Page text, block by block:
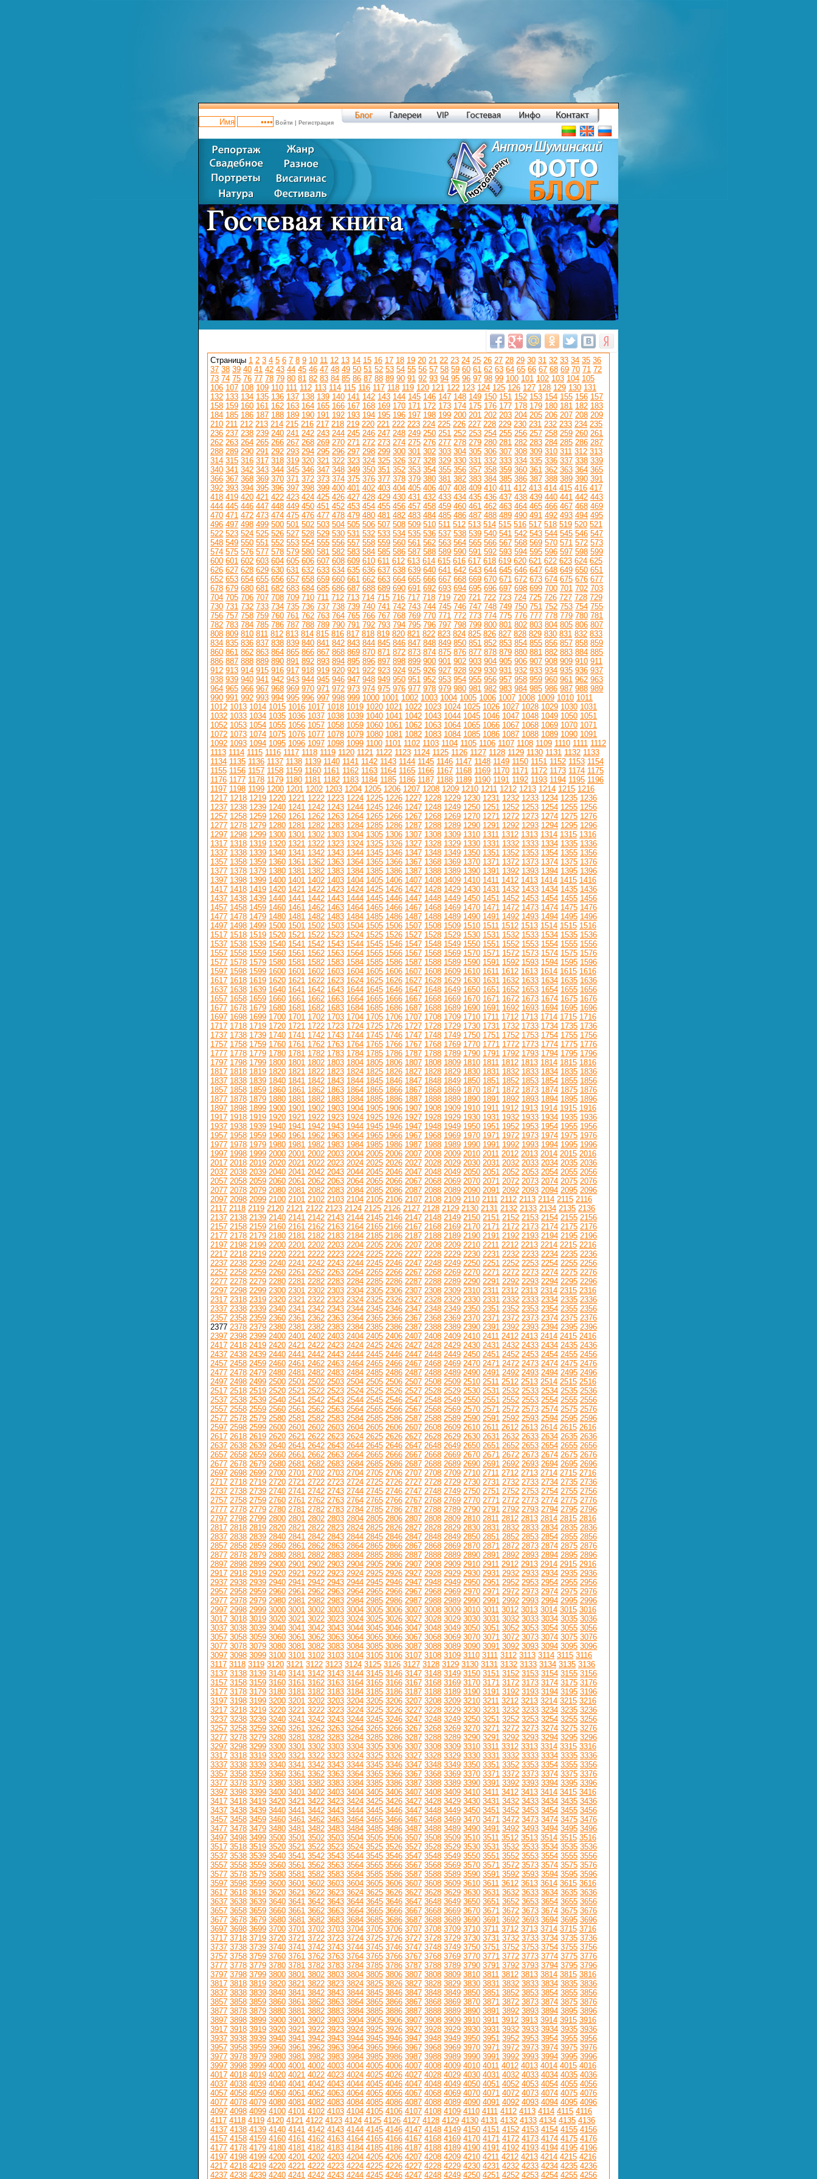
Войти Регистрация
Страницы 1 2 3 4 5 6 7 8 9 10 11 12 13 14 15 16 17 18 19 20 21 22 23 24 25 26 27 28 29 30 31 32 33 34 35 36
37 38 39 40 41 42 43 44 45 46 47 48 49 50 51 52 53 54 55 56 57 58 59 60 61 62 63 64 65 66 67 68 69 70 71 72
73 74 75 76 77 78 79 80 81 82 83 84 85 86 87 88 89 90 91 92 93 94 95 96 97 98 99 100 101 102 103 104 105
106 107 108 109 110 111 112 113 114 115 116 117 118 119 120 121 122 123 124 125 126 127 128 129 130 131
132 133 134 135 136 137 138 139 140 141 142 143 144 145 146 147 148 149 150 151 152 153 154 155 156 157
158 159 160 161 162 163 164 165 166 167 168 169 170 171 172 173 174 175 176 177 178 179 180 181 182 183
184 185 186 187 188 189 190 191 192 193 194 195 196 197 198 199 200 201 202 203 204 205 206 207 208 209
210 211 212 213 214 215 216 217 218 219 220 221 222 223 224 225 226 227 228 229 230 231 232 233 234 235
236 237 238 239 240 241 242 243 244 245 246 247 248 249 250 251 252 253 254 255 256 257 258 259 260 261
262 263 264 265 266 267 268 269 270 271 272 273 274 275 276 277 278 279 280 281 282 283 284 285 286 287
288 289 290 291 292 293 294 295 296 297 298 299 300 301 302 303 304 305 306 307 308 309 310 311 312 313
314 315 316 317 318 319 320 321 322 323 324 325 326 327 328 329 330 331 332 333 334 335 336 337 338 339
340 341 342 343 344 345 346 347 348 349 350 351 352 353 354 355 356 357 358 359 360 361 362 363 364 365
366 367 368 369 370 371 372 373 374 375 376 377 378 379 380 381 382 383 384 385 386 387 388 389 390 391
392 393 394 395 396 397 398 399 400 401 402 403 404 405 406 407 408 409 410 411 412 413 414 415 416 417
418 419 420 421 422 423 424 425 426 427 428 429 430 431 432 433 434 435 436 437 438 439 440 441 442 443
444 445 446 447 448 449 450 451 452 453 454 455 456 457 458 459 460 461 462 463 464 465 466 467 468 469
470 471 472 473 474 475 476 477 478 479 480 481 482 483 484 485 486 487 488 489 490 491 492 493 494 495
496 497 498 499 500 501 502 503 504 505 506 507 508 509 510 511 512 513 514 515 516 517 518 519 520 521
522 523 524 525 526 527 528 529 530 531 532 533 534 535 536 537 538 539 540 541 542 543 544 545 546 547
548 549 550 551 552 553 554 555 556 557 558 559 560 561 562 563 564 565 566 567 568 569 570 571 572 573
574 575 576 577 578 579 580 581 582 583 584 585 586 587 588 589 590 591 592 593 594 595 596 597 598 599
600 601 602 603 604 605 606 607 608 609 610 611 612 613 614 615 616 617 618 619 620 621 622 623 624 625
626 627 628 629 630 631 632 633 634 635 636 637 638 639 640 641 642 643 644 645 646 647 648 649 650 651
652 653 654 655 656 657 658 659 660 661 662 663 664 665 666 667 668 669 670 671 672 673 674 675 676 677
678 679 680 681 682 683 684 685 686 687 688 689 690 691 692 693 694 695 696 697 698 699 700 701 702 703
704 705 706 707 708 709 710 711 712 713 714 715 716 717 718 719 720 721 722 723 724 725 726 727 728 729
730 731 732 733 734 735 736 737 738 739 740 741 742 743 744 745 746 747 748 749 750 751 752 753 754 755
756 757 758 759 760 761 762 763 764 765 766 767 768 769 770 771 772 773 774 775 776 777 778 779 780 781
782 783 784 785 786 787 788 789 790 791 792 793 794 795 796 797 798 799 800 801 802 803 804 805 806 807
808 809 810 811 812 813 814 815 816 817 818 819 820 821 822 823 824 825 826 827 828 829 830 831 832 833
834 835 836 837 838 839 840 841 842 843 844 845 846 847 848 849 850 851 852 853 854 855 856 857 858 859
860 861 862 863 864 865 866 867 868 869 870 871 872 873 874 875 876 877 878 879 880 881 882 883 884 885
886 887 888 889 890 891 892 893 894 895 896 897 898 899 900 901 902 903 904 905 906 907 908 909 910 911
912 913 914 915 916 917 918 919 920 921 922 923 924 925 926 927 928 929 930 931 932 933 934 935 936 937
938 939 940 941 942 943 944 945 946 947 948 949 950 951 952 953 954 955 956 957 958 959 960 961 962 963
964 965 966 967 968 969 970 971 972 973 974 975 976 977 978 979 980 981 982 983 984 985 986 987 988 989
990 991 992 993 994 995 996 997 998 999 1000 1001 1002 1003 1004 1005 1006 1007 1008 1009 1010 1011
1012 1013 1014 1015 1016 1017 1018 1019 1020 1021 1022 1023 1024 1025 1026 1027 1028 1029 1030 1031
1032 1033 1034 1035 1036 1037 1038 1039 1040 1041 1042 1043 1044 1045 1046 1047 1048 1049 1050 1051
1052 1053 1054 1055 1056 1057 1058 1059 1060 1061 1062 1063 1064 1065 1066 1067 1068 1069 1070 1071
1072 1073 1074 1075 1076 1077 1078 1079 1080 1081 1082 1083 1084 1085 1086 1087 1088 1089 1090 1091
1092 1093 1094 1095 1096 1097 1098 1099 1100 1101 1102 1103 1104 1105 1106 1107 1108 1109 1110 1111 1112
1113 1114 1115 1116 1117 1118 1119 1120 1121 1122 1123 1124 1125 1126 1127 1128 1129 1130 1131 1132 1133
1134 1135 1136 1137 1138 1139 1140 1141 1142 1143 1144 1145 1146 1147 1148 1149 1150 1151 1152 1153 1154
1155 1156 1157 1158 1159 1160 1161 1162 1163 1164 1165 1166 1167 1168 1169 1170 1171 1172 1173 1174 1175
1176 1177 1178 1179 1180 1181 1182 1183 1184 1185 1186 1187 1188 1189 1190 1191 1192 1193 1194 1195 1196
1197 1198 1199 1200 1201 1202 1203 1204 1205 1206 1207 1208 1209 1210 1211 1212 1213 1214 1215 1216
1217 1218 1219 1220 1221 1222 1223 1224 1225 1226 1227 1228 1229 1230 1231 1232 1233 1234 1235 1236
1237 1238 1239 1240 1241 1242 1243 1244 1245 1246 1247 1248 1249 1250 1251 1252 1253 1254 1255 1256
1257 1258 1259 1260 1261 1262 1263 1264 1265 1266 1267 1268 1269 1270 1271 1272 1273 1274 1275 1276
1277 1278 1279 1280 1281 1282 1283 1284 1285 1286 1287 1288 1289 1290 1291 1292 1293 1294 1295 1296
1297 1298 1299 1300 1301 1302 1303 1304 1305 1306 1307 1308 1309 1310 1311 1312 1313 1314 1315 1316
1317 1318 1319 1320 1321 1322 1323 1324 1325 1326 1327 1328 1329 1330 1331 1332 1333 1334 1335 1336
1337 1338 1339 1340 1341 1342 1343 1344 1345 1346 1347 1348 1349 1350 1351 1352 1353 1354 1355 1356
1357 1358 1359 1360 1361 1362 1363 1364 1365 1366 1367 1368 1369 1370 1371 1372 1373 1374 1375 1376
1377 1378 1379 1380 1381 1382 1383 1384 1385 1386 1387 1388 1389 1390 1391 1392 1393 1394 1395 1396
1397 1398 1399 1400 1401 1402 1403 1404 1405 1406 1407 1408 1409 1410 1411 1412 1413 1414 1415 1416
1417 1418 1419 1420 1421 1422 1423 1424 1425 1426 1427 1428 1429 1430 1431 1432 1433 1434 1435 1436
1437 1438 1439 1440 1441 1442 1443 1444 1445 1446 1447 1448 1449 1450 1451 1452 1453 1454 1455 1456
1457 1458 1459 1460 1461 1462 1463 1464 1465 1466 1467 1468 1469 1470 1471 1472 1473 1474 1475 1476
1477 1478 1479 1480 1481 1482 1483 1484 1485 1486 1487 1488 1489 1490 1491 1492 1493 1494 1495 1496
1497 1498 1499 1500 1501 1502 1503 1504 1505 1506 1507 1508 1509 1510 1511 1512 1513 1514 1515 1516
1517 1518 1519 1520 1521 1522 1523 1524 1525 1526 1527 1528 1529 1530 1531 1532 1533 1534 1535 1536
1537 1538 1539 1540 1541 1542 1543 1544 1545 1546 1547 1548 1549 1550 1551 1552 1553 1554 1555 1556
1557 1558 1559 1560 1561 1562 1563 1564 1565 1566 1567 1568 1569 1570 1571 1572 1573 1574 1575 1576
1577 1578 1579 1580 1581 1582 1583 1584 1585 1586 1587 1588 1589 1590 1591 1592 1593 1594 1595 1596
1597 1598 1599 1600 1601 1602 1603 1604 1605 1606 1607 1608 1609 1610 1611 1612 1613 1614 1615 1616
1617 1618 1619 1620 1621 1622 1623 1624 1625 1626 1627 1628 1629 1630 1631 1632 1633 1634 1635 1636
1637 1638 1639 1640 1641 1642 1643 1644 1645 1646 1647 1648 1649 1650 1651 1652 1653 1654 1655 1656
1657 1658 1659 1660 1661 1662 1663 1664 1665 1666 1667 1668 1669 1670 1671 1672 1673 1674 1675 1676
1677 1678 1679 1680 1681 1682 1683 1684 1685 1686 1687 1688 1689 1690 1691 1692 1693 1694 1695 1696
1697 1698 1699 1700 1701 1702 1703 1704 1705 1706 1707 1708 1709 1710 1711 1712 1713 1714 1715 1716
1717 1718 1719 1720 1721 1722 1723 1724 1725 1726 1727 1728 1729 1730 1731 1732 1733 1734 1735 1736
1737 1738 1739 1740 1741 1742 1743 1744 1745 1746 1747 1748 1749 1750 1751 1752 1753 1754 1755 1756
1757 1758 1759 1760 1761 1762 1763 1764 1765 1766 1767 1768 1769 1770 1771 1772 1773 1774 1775 1776
1777 1778 1779 1780 1781 1782 1783 1784 1785 1786 1787 1788 1789 1790 1791 1792 1793 1794 1795 1796
1797 1798 1799 1800 1801 1802 1803 1804 1805 1806 1807 1808 1809 1810 1811 1812 1813 1814 1815 1816
1817 1818 1819 1820 1821 1822 1823 1824 1825 1826 1827 1828 1829 1830 1831 1832 1833 1834 1835 1836
1837 1838 1839 1840 1841 1842 1843 1844 1845 1846 1847 1848 1849 1850 1851 1852 1853 1854 1855 1856
1857 1858 1859 1860 1861 1862 1863 1864 1865 1866 1867 1868 1869 1870 1871 1872 1873 1874 1875 1876
1877 1878 1879 1880 1881 1882 1883 1884 1885 1886 1887 1888 1889 1890 1891 1892 1893 1894 1895 1896
1897 1898 1899 1900 1901 1902 1903 1904 1905 1906 1907 1908 1909 1910 1911 1912 1913 1914 1915 1916
1917 1918 1919 1920 1921 1922 1923 1924 1925 1926 1927 1928 1929 1930 1931 1932 1933 1934 1935 1936
1937 1938 1939 1940 1941 1942 1943 1944 1945 1946 1947 1948 1949 1950 1951 1952 1953 1954 1955 1956
1957 1958 1959 1960 1961 1962 1963 1964 1965 1966 1967 1968 1969 1970 1971 1972 1973 1974 1975 1976
1977 1978 1979 1980 1981 1982 1983 1984 1985 1986 1987 1988 1989 1990 1991 1992 1993 1994 1995 1996
1997 1998 1999 2000 2001 2002 2003 2004 2005 2006 2007 2008 2009 2010 2011 2012 2013 2014 2015 2016
2017 2018 2019 2020 2021 2022 2023 2024 2025 2026 2027 2028 2029 2030 2031 2032 2033 2034 2035 2036
2037 2038 2039 2040 2041 2042 2043 2044 2045 2046 2047 2048 2049 2050 2051 2052 2053 2054 2055 2056
2057 2058 2059 2060 2061 2062 2063 2064 2065 2066 2067 2068 2069 2070 2071 2072 2073 2074 2075 2076
2077 2078 2079 2080 2081 2082 2083 2084 2085 2086 2087 2088 2089 2090 2091 2092 2093 2094 2095 2096
2097 2098 2099 2100 2101 2102 2103 2104 2105 2106 2107 2108 2109 2110 2111 2112 2113 2114 2115 2116
2117 2118 2119 2120 2121 2122 2123 2124 2125 2126 2127 2128 2129 2130 2131 2132 2133 2134 2135 2136
2137 2138 2139 2140 2141 2142 2143 2144 2145 2146 2147 2148 2149 2150 2151 2152 2153 2154 2155 2156
2157 2158 2159 2160 2161 2162 2163 2164 2165 2166 2167 2168 2169 2170 2171 2172 2173 2174 2175 2176
2177 2178 2179 2180 2181 2182 2183 2184 2185 2186 2187 2188 2189 2190 2191 2192 2193 2194 2195 2196
2197 2198 2199 2200 2201 2202 2203 2204 2205 2206 2207 2208 2209 2210 2211 2212 2213 2214 2215 2216
2217 2218 2219 2220 2221 2222 2223 2224 2225 2226 2227 2228 2229 2230 2231 2232 2233 2234 2235 2236
2237 2238 2239 2240 2241 2242 2243 2244 2245 2246 2247 2248 2249 2250 2251 2252 2253 2254 2255 2256
2257 2258 2259 2260 2261 2262 2263 2264 2265 2266 2267 2268 2269 2270 2271 2272 2273 2274 2275 2276
2277 2278 2279 2280 2281 2282 2283 2284 2285 2286 2287 2288 2289 2290 2291 2292 2293 2294 2295 2296
2297 2298 2299 2300 2301 2302 2303 2304 2305 2306 2307 2308 2309 2310 2311 2312 2313 2314 2315 2316
2317 2318 2319 2320 2321 2322 2323 2324 2325 2326 2327 2328 2329 2330 2331 2332 2333 2334 2335 2336
2337 2338 2339 2340 2341 2342 2343 2344 2345 2346 2347 2348 2349 2350 2351 2352 2353 2354 2355 2356
2357 2358 2359 2360 2361 2362 2363 2364 2365 2366 2367 2368 2369 2370 2371 2372 2373 2374 2375 2376
2377 2378 2379 2380 2381 2382 2383 2384 2385 2386 2387 2388 2389 2390 2391 2392 2393 2394 2395 2396
2397 2398 2399 2400 2401 2402 2403 2404 2405 2406 2407 2408 2409 2410 2411 2412 2413 2414 2415 2416
2417 2418 2419 2420 2421 2422 2423 2424 2425 2426 2427 2428 2429 2430 2431 2432 2433 2434 2435 2436
2437 2438 2439 2440 2441 2442 2443 2444 2445 2446 2447 2448 2449 2450 2451 2452 2453 2454 2455 2456
2457 2458 2459 2460 2461 2462 2463 2464 2465 2466 2467 2468 2469 2470 2471 2472 2473 2474 2475 2476
2477 2478 2479 2480 2481 2482 2483 2484 2485 2486 2487 2488 2489 2490 2491 2492 2493 2494 2495 2496
2497 2498 2499 2500 2501 2502 2503 2504 2505 2506 2507 2508 2509 2510 2511 2512 2513 2514 2515 2516
2517 2518 2519 2520 2521 2522 2523 2524 2525 2526 2527 2528 2529 2530 2531 2532 2533 2534 2535 2536
2537 2538 2539 2540 2541 2542 2543 2544 2545 2546 2547 2548 2549 2550 2551 2552 2553 2554 2555 2556
2557 2558 2559 2560 2561 2562 2563 2564 2565 2566 2567 2568 2569 2570 2571 2572 2573 2574 2575 2576
2577 2578 2579 2580 2581 2582 2583 2584 2585 2586 2587 2588 2589 2590 2591 2592 2593 2594 2595 2596
2597 2598 2599 2600 2601 2602 2603 2604 2605 2606 2607 2608 2609 2610 2611 2612 2613 2614 2615 2616
2617 2618 2619 2620 2621 2622 2623 2624 2625 2626 2627 2628 2629 2630 2631 2632 2633 2634 2635 2636
2637 2638 2639 2640 2641 2642 2643 2644 2645 2646 2647 2648 2649 2650 2651 2652 2653 2654 2655 2656
2657 2658 2659 2660 2661 2662 2663 2664 2665 2666 2667 2668 2669 2670 2671 2672 2673 2674 2675 2676
2677 2678 2679 2680 2681 2682 2683 2684 2685 2686 2687 2688 2689 2690 2691 2692 2693 2694 2695 2696
2697 2698 2699 2700 2701 2702 2703 2704 2705 2706 2707 2708 2709 2710 2711 2712 2713 2714 2715 2716
2717 2718 2719 2720 2721 2722 2723 2724 2725 2726 2727 2728 2729 2730 2731 2732 2733 2734 2735 2736
2737 2738 2739 2740 2741 2742 2743 2744 2745 2746 2747 2748 2749 2750 2751 2752 2753 2754 2755 2756
2757 2758 2759 2760 2761 2762 2763 2764 2765 2766 2767 2768 2769 2770 2771 2772 2773 2774 2775 2776
2777 2778 2779 2780 2781 2782 2783 2784 2785 2786 2787 2788 2789 2790 2791 2792 2793 2794 2795 2796
2797 2798 2799 2800 2801 2802 2803 2804 2805 2806 2807 2808 2809 2810 2811 2812 2813 2814 2815 2816
2817 2818 2819 2820 2821 2822 2823 2824 2825 2826 2827 2828 2829 2830 2831 2832 2833 2834 2835 2836
2837 2838 2839 2840 2841 2842 2843 2844 2845 2846 2847 2848 2849 2850 2851 2852 2853 2854 2855 2856
2857 2858 2859 2860 2861 2862 2863 2864 2865 2866 2867 2868 2869 2870 2871 2872 2873 2874 2875 2876
2877 2878 2879 2880 2881 2882 2883 2884 2885 2886 2887 2888 2889 2890 2891 2892 2893 2894 2895 2896
2897 2898 2899 2900 2901 2902 2903 2904 2905 2906 2907 2908 2909 2910 2911 2912 2913 2914 2915 2916
2917 2918 2919 2920 2921 2922 2923 2924 2925 2926 2927 2928 2929 2930 2931 2932 2933 2934 2935 2936
2937 2938 2939 2940 2941 2942 2943 2944 2945 2946 2947 2948 2949 2950 2951 2952 2953 2954 2955 2956
2957 2958 2959 2960 2961 2962 2963 2964 2965 2966 2967 2968 2969 2970 2971 2972 2973 2974 2975 2976
2977 2978 2979 2980 2981 2982 2983 2984 2985 2986 2987 2988 2989 2990 2991 2992 2993 2994 2995 2996
2997 2998 2999 3000 3001 3002 3003 3004 3005 3006 3007 3008 3009 3010 3011 3012 3013 3014 3015 3016
3017 3018 3019 3020 3021 3022 3023 3024 3025 3026 3027 3028 3029 3030 3031 3032 3033 3034 3035 3036
3037 3038 3039 3040 3041 3042 3043 3044 3045 3046 3047 3048 3049 3050 3051 3052 3053 3054 3055 3056
3057 3058 3059 3060 3061 3062 3063 3064 3065 3066 3067 3068 3069 3070 3071 3072 3073 3074 3075 3076
3077 3078 3079 3080 3081 3082 3083 3084 3085 3086 3087 3088 3089 3090 3091 3092 3093 3094 3095 3096
3097 3098 3099 3100 3101 3102 3103 3104 3105 3106 3107 3108 3109 3110 3111 3112 3113 3114 3115 3116
3117 3118 3119 3120 3121 3122 3123 3124 3125 3126 3127 3128 3129 3130 3131 3132 3133 3134 3135 3136
3137 3138 3139 3140 3141 3142 3143 3144 3145 3146 3147 3148 3149 3150 3151 3152 3153 3154 3155 3156
3157 3158 3159 3160 3161 3162 3163 3164 3165 3166 3167 3168 3169 3170 3171 3172 3173 3174 3175 3176
3177 3178 3179 3180 3181 3182 3183 3184 3185 3186 3187 3188 3189 3190 3191 3192 3193 3194 3195 3196
3197 3198 3199 3200 3201 3202 3203 3204 3205 3206 3207 3208 3209 3210 3211 3212 3213 3214 3215 3216
3217 3218 3219 3220 3221 3222 3223 3224 3225 3226 3227 3228 3229 3230 3231 3232 3233 3234 3235 3236
3237 3238 3239 3240 3241 3242 3243 3244 3245 3246 3247 3248 3249 3250 3251 3252 3253 3254 3255 3256
3257 3258 3259 3260 3261 3262 3263 3264 3265 3266 3267 3268 3269 3270 3271 3272 3273 3274 3275 3276
3277 3278 3279 3280 3281 3282 3283 3284 3285 3286 3287 3288 3289 3290 3291 3292 3293 3294 3295 3296
3297 3298 3299 3300 3301 3302 3303 3304 3305 3306 3307 3308 3309 3310 3311 3312 3313 3314 3315 3316
3317 3318 3319 3320 3321 3322 3323 3324 3325 3326 3327 3328 3329 3330 3331 3332 3333 3334 3335 3336
3337 3338 3339 3340 3341 3342 3343 3344 3345 3346 3347 3348 3349 3350 3351 3352 3353 3354 3355 3356
3357 3358 3359 3360 3361 3362 3363 3364 3365 3366 3367 3368 3369 3370 3371 3372 3373 3374 3375 3376
3377 3378 3379 3380 3381 3382 3383 3384 3385 3386 3387 3388 3389 3390 3391 3392 3393 3394 3395 3396
3397 3398 3399 3400 3401 3402 3403 3404 3405 3406 3407 3408 3409 3410 3411 3412 3413 3414 3415 3416
3417 3418 3419 3420 3421 3422 3423 3424 3425 3426 3427 3428 3429 3430 3431 3432 3433 3434 3435 3436
3437 3438 3439 3440 3441 3442 3443 3444 3445 3446 3447 3448 3449 3450 3451 3452 3453 3454 3455 3456
3457 3458 3459 3460 3461 3462 3463 3464 3465 3466 3467 3468 3469 3470 3471 3472 3473 3474 3475 3476
3477 3478 3479 3480 3481 3482 3483 3484 3485 3486 3487 3488 3489 3490 3491 3492 3493 3494 3495 3496
3497 3498 3499 3500 3501 3502 3503 3504 3505 3506 3507 3508 3509 3510 3511 3512 3513 3514 3515 3516
3517 3518 3519 3520 3521 3522 3523 3524 3525 3526 3527 3528 3529 3530 3531 3532 3533 3534 3535 3536
3537 3538 3539 3540 3541 3542 3543 3544 3545 3546 3547 3548 3549 3550 3551 3552 3553 3554 3555 3556
3557 3558 3559 3560 3561 3562 3563 3564 3565 3566 3567 3568 3569 3570 3571 3572 3573 3574 3575 3576
3577 3578 3579 3580 3581 3582 3583 3584 3585 3586 3587 3588 3589 3590 3591 3592 3593 3594 3595 3596
3597 3598 3599 3600 3601 3602 3603 3604 3605 3606 3607 3608 3609 3610 3611 3612 3613 3614 3615 3616
3617 3618 3619 3620 3621 3622 3623 3624 3625 3626 3627 3628 3629 3630 3631 3632 3633 3634 3635 3636
3637 3638 3639 3640 3641 3642 3643 3644 3645 3646 3647 3648 3649 3650 3651 3652 3653 3654 3655 3656
3657 3658 3659 3660 3661 3662 3663 3664 3665 3666 3667 3668 3669 3670 3671 3672 3673 3674 3675 3676
3677 3678 3679 3680 3681 3682 3683 3684 3685 3686 3687 3688 3689 3690 3691 3692 3693 3694 3695 3696
3697 3698 3699 3700 3701 3702 3703 3704 3705 3706 3707 3708 3709 3710 3711 3712 3713 3714 3715 3716
3717 3718 3719 3720 3721 3722 3723 3724 3725 3726 3727 3728 3729 3730 3731 3732 3733 3734 3735 3736
3737 3738 3739 3740 3741 3742 3743 3744 3745 3746 3747 3748 3749 3750 3751 3752 3753 3754 3755 3756
3757 3758 3759 3760 3761 3762 3763 3764 3765 3766 3767 3768 3769 3770 3771 3772 3773 3774 3775 3776
3777 3778 3779 3780 3781 3782 3783 3784 3785 3786 3787 3788 3789 3790 3791 3792 3793 3794 3795 3796
3797 3798 3799 3800 3801 3802 3803 3804 3805 3806 3807 3808 3809 3810 3811 3812 3813 3814 3815 3816
3817 3818 3819 3820 3821 3822 3823 3824 3825 3826 3827 3828 3829 3830 3831 3832 3833 3834 3835 3836
3837 3838 3839 3840 3841 3842 3843 3844 3845 3846 3847 3848 3849 3850 3851 3852 3853 3854 3855 3856
3857 3858 3859 3860 3861 3862 3863 3864 3865 3866 3867 3868 3869 3870 3871 3872 3873 3874 3875 3876
3877 3878 3879 3880 3881 3882 3883 3884 3885 3886 3887 3888 3889 3890 3891 3892 3893 3894 3895 3896
3897 3898 3899 3900 3901 3902 3903 3904 3905 3906 3907 3908 3909 3910 3911 3912 3913 3914 3915 3916
3917 3918 3919 3920 3921 3922 3923 3924 3925 3926 3927 3928 3929 3930 3931 3932 3933 3934 3935 3936
3937 3938 3939 3940 3941 3942 3943 3944 3945 3946 3947 3948 3949 3950 3951 3952 3953 3954 3955 3956
3957 3958 3959 3960 3961 3962 3963 3964 3965 3966 3967 3968 3969 3970 3971 3972 3973 3974 3975 3976
3977 3978 3979 3980 3981 3982 3983 3984 3985 3986 3987 3988 3989 3990 3991 3992 3993 3994 3995 3996
3997 3998 3999 4000 4001 4002 4003 4004 4005 4006 4007 4008 4009 4010 4011 4012 4013 4014 4015 4016
4017 4018 4019 4020 4021 4022 4023 4024 4025 4026 4027 4028 4029 4030 4031 4032 4033 4034 4035 4036
4037 4038 4039 4040 4041 4042 4043 4044 4045 4046 4047 4048 4049 4050 4051 4052 4053 4054 4055 4056
4057 4058 4059 4060 4061 4062 4063 4064 4065 4066 4067 4068 4069 4070 4071 4072 4073 4074 4075 4076
4077 4078 4079 4080 4081 4082 4083 4084 4085 4086 4087 4088 4089 4090 4091 4092 4093 4094 4095 4096
4097 4098 4099 4100 4101 4102 4103 4104 4105 4106 4107 4108 4109 4110 4111 4112 4113 4114 4115 4116
4117 4118 4119 4120 4121 4122 4123 4124 4125 4126 4127 4128 4129 4130 4131 4132 4133 4134 4135 4136
4137 4138 4139 4140 4141 4142 4143 4144 4145 4146 4147 4148 4149 4150 4151 4152 4153 4154 4155 4156
4157 4158 4159 4160 4161 4162 4163 4164 4165 4166 4167 4168 4169 4170 4171 4172 4173 4174 4175 4176
4177 4178 4179 4180 4181 4182 4183 4184 4185 4186 4187 4188 4189 4190 4191 4192 4193 4194 4195 4196
4197 4198 4199 4200 4201 4202 4203 4204 4205 4206 4207 4208 4209 4210 4211 4212 4213 4214 4215 4216
4217 4218 4219 4220 4221 4222 4223 4224 4225 4226 4227 4228 4229 4230 4231 4232 4233 4234 4235 4236
4237 4238 4239 4240 4241 4242 4243 4244 4245 4246 4247 4248 4249 4250 4251 4252 4253 4254 4255 4256